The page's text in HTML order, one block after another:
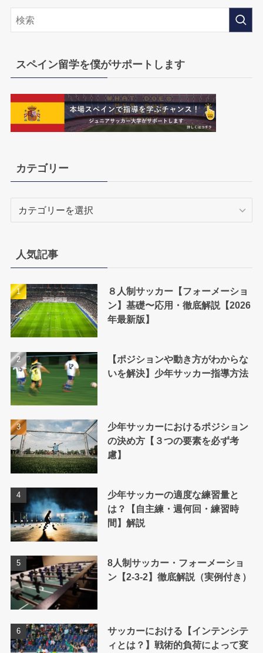
スペイン留学を僕がサポートします
カテゴリー
ー
人気記事
８人制サッカー【フォーメーショ
ン】基礎〜応用・徹底解説【2026
年最新版】
【ポジションや動き方がわからな
いを解決】少年サッカー指導方法
少年サッカーにおけるポジション
の決め方【３つの要素を必ず考
慮】
少年サッカーの適度な練習量と
は？【自主練・週何回・練習時
間】解説
8人制サッカー・フォーメーショ
ン【2-3-2】徹底解説（実例付き）
サッカーにおける【インテンシテ
ィとは？】戦術的負荷によって変